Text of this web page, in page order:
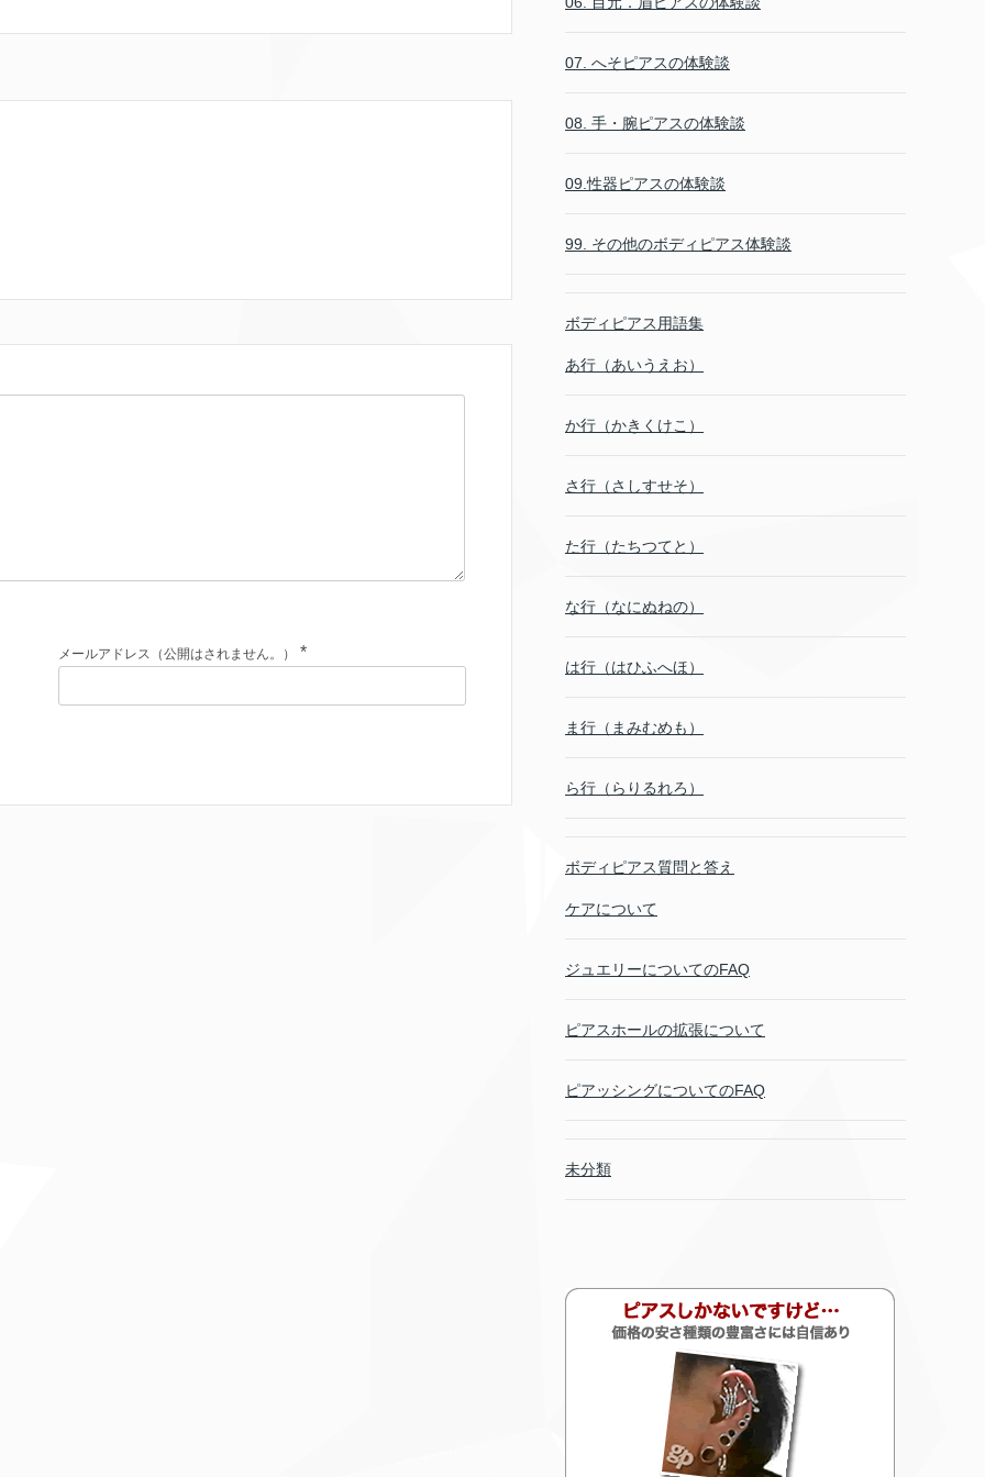
メールアドレス（公開はされません。） *
07. へそピアスの体験談
08. 手・腕ピアスの体験談
09.性器ピアスの体験談
99. その他のボディピアス体験談
ボディピアス用語集
あ行（あいうえお）
か行（かきくけこ）
さ行（さしすせそ）
た行（たちつてと）
な行（なにぬねの）
は行（はひふへほ）
ま行（まみむめも）
ら行（らりるれろ）
ボディピアス質問と答え
ケアについて
ジュエリーについてのFAQ
ピアスホールの拡張について
ピアッシングについてのFAQ
未分類